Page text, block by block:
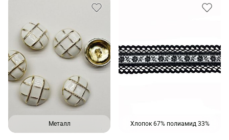
Металл Хлопок 67% полиамид 33%